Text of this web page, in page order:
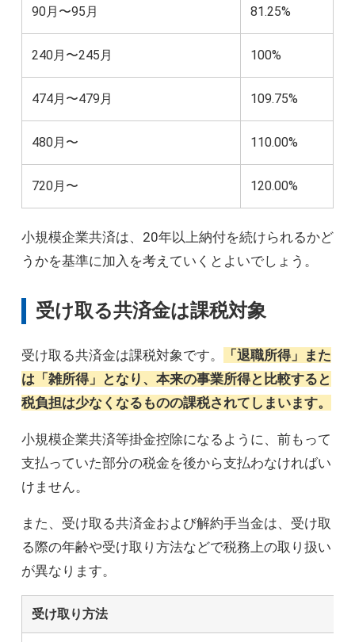
90月〜95月 81.25%
240月〜245月 100%
474月〜479月 109.75%
480月〜 110.00%
720月〜 120.00%
小規模企業共済は、20年以上納付を続けられるかど
うかを基準に加入を考えていくとよいでしょう。
受け取る共済金は課税対象
受け取る共済金は課税対象です。
「退職所得」また
は「雑所得」となり、本来の事業所得と比較すると
税負担は少なくなるものの課税されてしまいます。
小規模企業共済等掛金控除になるように、前もって
支払っていた部分の税金を後から支払わなければい
けません。
また、受け取る共済金および解約手当金は、受け取
る際の年齢や受け取り方法などで税務上の取り扱い
が異なります。
受け取り方法